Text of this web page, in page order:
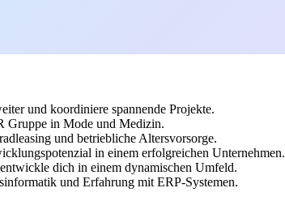
und koordiniere spannende Projekte.
Gruppe in Mode und Medizin.
und betriebliche Altersvorsorge.
in einem erfolgreichen Unternehmen.
dich in einem dynamischen Umfeld.
und Erfahrung mit ERP-Systemen.